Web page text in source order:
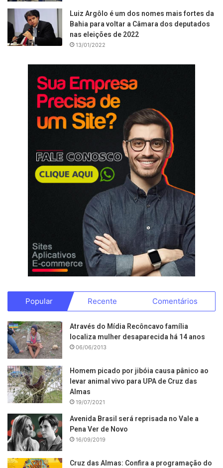
Luiz Argôlo é um dos nomes mais fortes da
Bahia para voltar a Câmara dos deputados
nas eleições de 2022
13/01/2022
Popular Recente Comentários
Através do Mídia Recôncavo família
localiza mulher desaparecida há 14 anos
06/06/2013
Homem picado por jibóia causa pânico ao
levar animal vivo para UPA de Cruz das
Almas
19/07/2021
Avenida Brasil será reprisada no Vale a
Pena Ver de Novo
16/09/2019
Cruz das Almas: Confira a programação do